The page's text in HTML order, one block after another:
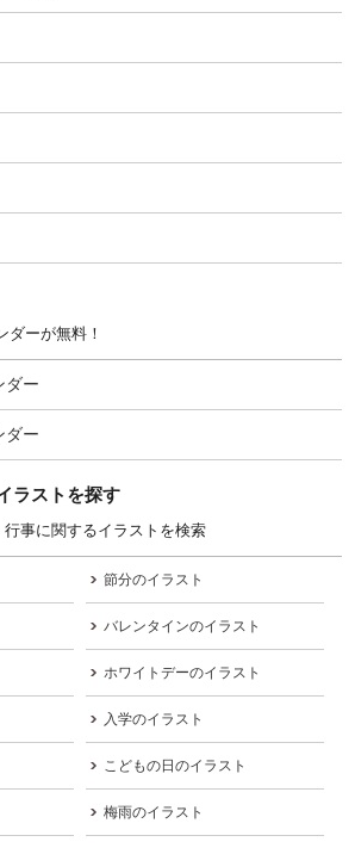
ダーが無料！
ダー
ダー
ラストを探す
事に関するイラストを検索
節分のイラスト
バレンタインのイラスト
ホワイトデーのイラスト
入学のイラスト
こどもの日のイラスト
梅雨のイラスト